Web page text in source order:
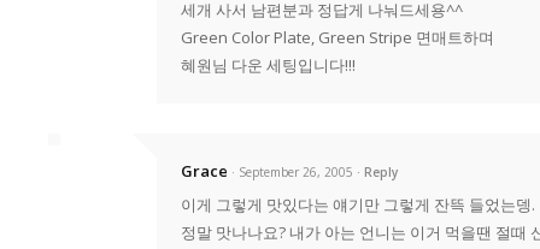
세개 사서 남편분과 정답게 나눠드세용^^
Green Color Plate, Green Stripe 면매트하며
혜원님 다운 세팅입니다!!!
Grace · September 26, 2005 Reply
이게 그렇게 맛있다는 얘기만 그렇게 잔뜩 들었는뎅.
정말 맛나나요? 내가 아는 언니는 이거 먹을땐 절